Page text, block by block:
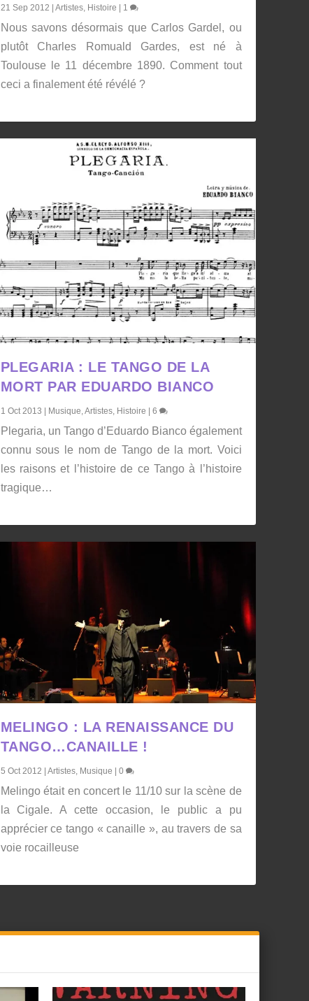
21 Sep 2012 Artistes, Histoire 1
Nous savons désormais que Carlos Gardel, ou
plutôt Charles Romuald Gardes, est né à
Toulouse le 11 décembre 1890. Comment tout
ceci a finalement été révélé ?
PLEGARIA : LE TANGO DE LA
MORT PAR EDUARDO BIANCO
1 Oct 2013 | Musique Artistes, Histoire | 6
Plegaria, un Tango d’Eduardo Bianco également
connu sous le nom de Tango de la mort. Voici
les raisons et l’histoire de ce Tango à l’histoire
tragique…
MELINGO : LA RENAISSANCE DU
TANGO…CANAILLE !
5 Oct 2012 | Artistes, Musique | 0
Melingo était en concert le 11/10 sur la scène de
la Cigale. A cette occasion, le public a pu
apprécier ce tango « canaille », au travers de sa
voie rocailleuse